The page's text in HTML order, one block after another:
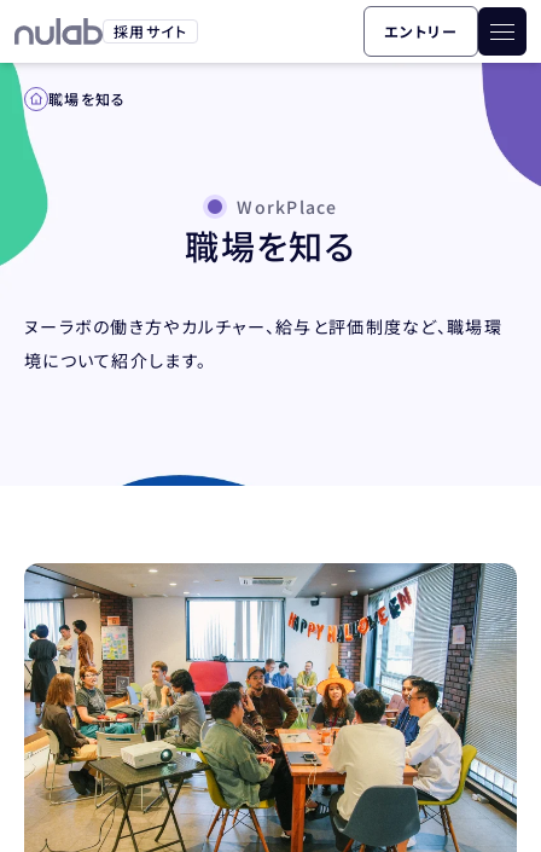
採用サイト エントリー
職場を知る
WorkPlace
職場を知る
ヌーラボの働き方やカルチャー、給与と評価制度など、職場環
境について紹介します。